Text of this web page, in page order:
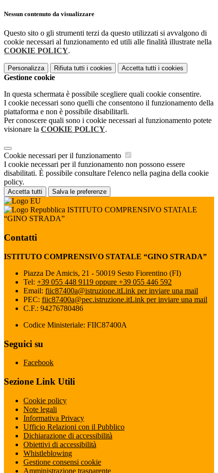
Nessun contenuto da visualizzare
Questo sito o gli strumenti terzi da questo utilizzati si avvalgono di
cookie necessari al funzionamento ed utili alle finalità illustrate nella
COOKIE POLICY.
Personalizza Rifiuta tutti i cookies Accetta tutti i cookies
Gestione cookie
In questa schermata è possibile scegliere quali cookie consentire.
I cookie necessari sono quelli che consentono il funzionamento della
piattaforma e non è possibile disabilitarli.
Per conoscere quali sono i cookie necessari al funzionamento potete
visionare la COOKIE POLICY.
Cookie necessari per il funzionamento
I cookie necessari per il funzionamento non possono essere
disabilitati. È possibile consultare l'elenco nella pagina della cookie
policy.
Accetta tutti Salva le preferenze
ISTITUTO COMPRENSIVO STATALE
“GINO STRADA”
Contatti
ISTITUTO COMPRENSIVO STATALE “GINO STRADA”
Piazza De Amicis, 21 - 50019 Sesto Fiorentino (FI)
Tel: +39 055 448 9119 oppure +39 055 446 592
Email: fiic87400a@istruzione.itLink per inviare una mail
PEC: fiic87400a@pec.istruzione.itLink per inviare una mail
C.F.: 94276780486
Codice Ministeriale: FIIC87400A
Seguici su
Facebook
Sezione Link Utili
Cookie policy
Note legali
Informativa Privacy
Ufficio Relazioni con il Pubblico
Dichiarazione di accessibilità
Obiettivi di accessibilità
Whistleblowing
Gestione consensi cookie
Amministrazione trasparente